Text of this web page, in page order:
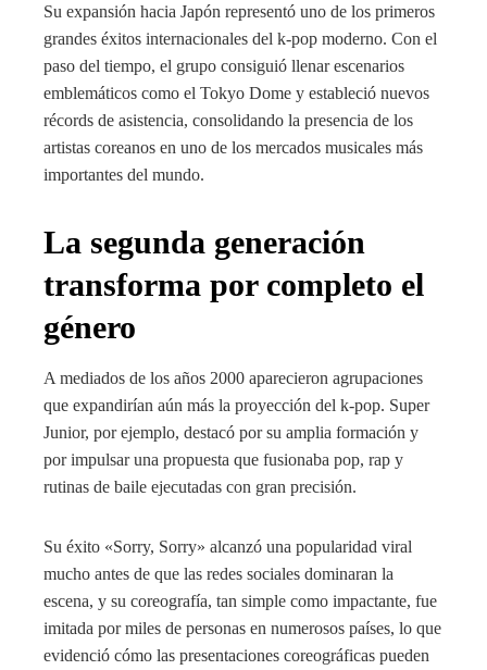
Su expansión hacia Japón representó uno de los primeros
grandes éxitos internacionales del k-pop moderno. Con el
paso del tiempo, el grupo consiguió llenar escenarios
emblemáticos como el Tokyo Dome y estableció nuevos
récords de asistencia, consolidando la presencia de los
artistas coreanos en uno de los mercados musicales más
importantes del mundo.
La segunda generación
transforma por completo el
género
A mediados de los años 2000 aparecieron agrupaciones
que expandirían aún más la proyección del k-pop. Super
Junior, por ejemplo, destacó por su amplia formación y
por impulsar una propuesta que fusionaba pop, rap y
rutinas de baile ejecutadas con gran precisión.
Su éxito «Sorry, Sorry» alcanzó una popularidad viral
mucho antes de que las redes sociales dominaran la
escena, y su coreografía, tan simple como impactante, fue
imitada por miles de personas en numerosos países, lo que
evidenció cómo las presentaciones coreográficas pueden